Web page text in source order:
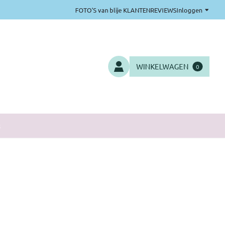
FOTO'S van blije KLANTENREVIEWSInloggen
WINKELWAGEN 0